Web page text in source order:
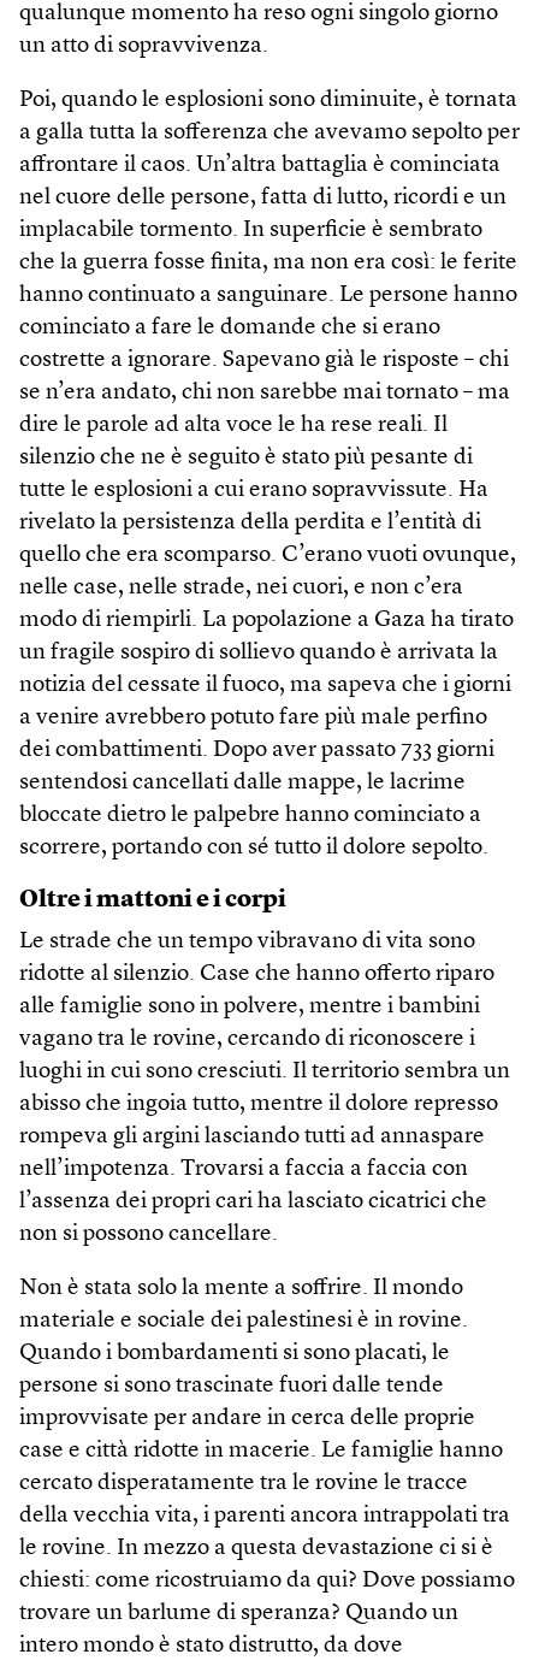
qualunque momento ha reso ogni singolo giorno
un atto di sopravvivenza.
Poi, quando le esplosioni sono diminuite, è tornata
a galla tutta la sofferenza che avevamo sepolto per
affrontare il caos. Un’altra battaglia è cominciata
nel cuore delle persone, fatta di lutto, ricordi e un
implacabile tormento. In superficie è sembrato
che la guerra fosse finita, ma non era così: le ferite
hanno continuato a sanguinare. Le persone hanno
cominciato a fare le domande che si erano
costrette a ignorare. Sapevano già le risposte – chi
se n’era andato, chi non sarebbe mai tornato – ma
dire le parole ad alta voce le ha rese reali. Il
silenzio che ne è seguito è stato più pesante di
tutte le esplosioni a cui erano sopravvissute. Ha
rivelato la persistenza della perdita e l’entità di
quello che era scomparso. C’erano vuoti ovunque,
nelle case, nelle strade, nei cuori, e non c’era
modo di riempirli. La popolazione a Gaza ha tirato
un fragile sospiro di sollievo quando è arrivata la
notizia del cessate il fuoco, ma sapeva che i giorni
a venire avrebbero potuto fare più male perfino
dei combattimenti. Dopo aver passato 733 giorni
sentendosi cancellati dalle mappe, le lacrime
bloccate dietro le palpebre hanno cominciato a
scorrere, portando con sé tutto il dolore sepolto.
Oltre i mattoni e i corpi
Le strade che un tempo vibravano di vita sono
ridotte al silenzio. Case che hanno offerto riparo
alle famiglie sono in polvere, mentre i bambini
vagano tra le rovine, cercando di riconoscere i
luoghi in cui sono cresciuti. Il territorio sembra un
abisso che ingoia tutto, mentre il dolore represso
rompeva gli argini lasciando tutti ad annaspare
nell’impotenza. Trovarsi a faccia a faccia con
l’assenza dei propri cari ha lasciato cicatrici che
non si possono cancellare.
Non è stata solo la mente a soffrire. Il mondo
materiale e sociale dei palestinesi è in rovine.
Quando i bombardamenti si sono placati, le
persone si sono trascinate fuori dalle tende
improvvisate per andare in cerca delle proprie
case e città ridotte in macerie. Le famiglie hanno
cercato disperatamente tra le rovine le tracce
della vecchia vita, i parenti ancora intrappolati tra
le rovine. In mezzo a questa devastazione ci si è
chiesti: come ricostruiamo da qui? Dove possiamo
trovare un barlume di speranza? Quando un
intero mondo è stato distrutto, da dove